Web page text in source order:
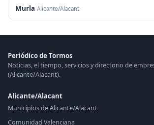
Murla Alicante/Alacant
Periódico de Tormos
Noticias, el tiempo, servicios y directorio de
(Alicante/Alacant).
Alicante/Alacant
Municipios de Alicante/Alacant
Comunidad Valenciana